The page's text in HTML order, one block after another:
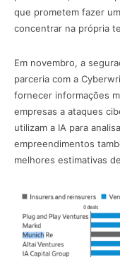
que prometem fazer
concentrar na própria
Em novembro, a
parceria com a
fornecer informações
empresas a ataques
utilizam a IA para
empreendimentos
melhores estimativas